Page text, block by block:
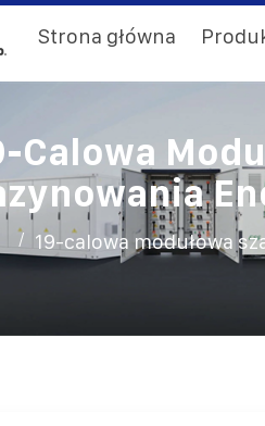
Strona główna
Calowa
/
19-calowa modułowa